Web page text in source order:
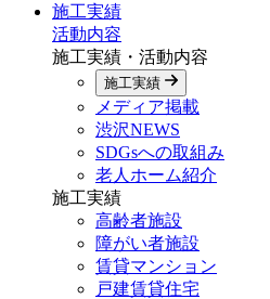
施工実績
活動内容
施工実績・活動内容
施工実績
メディア掲載
渋沢NEWS
SDGsへの取組み
老人ホーム紹介
施工実績
高齢者施設
障がい者施設
賃貸マンション
戸建賃貸住宅